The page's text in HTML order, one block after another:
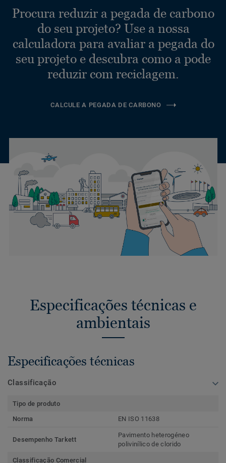
Procura reduzir a pegada de carbono
do seu projeto? Use a nossa
calculadora para avaliar a pegada do
seu projeto e descubra como a pode
reduzir com reciclagem.
CALCULE A PEGADA DE CARBONO
Especificações técnicas e
ambientais
Especificações técnicas
Classificação
Tipo de produto
Norma
EN ISO 11638
Desempenho Tarkett
Pavimento heterogéneo
polivinílico de clorido
Classificação Comercial